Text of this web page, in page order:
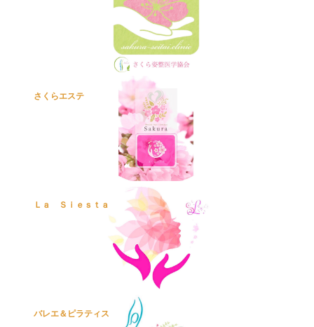
さくらエステ
Ｌａ Ｓｉｅｓｔａ
バレエ＆ピラティス